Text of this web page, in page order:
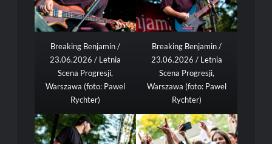
Breaking Benjamin /
23.06.2026 / Letnia
Scena Progresji,
Warszawa (foto: Pawel
Rychter)
Breaking Benjamin /
23.06.2026 / Letnia
Scena Progresji,
Warszawa (foto: Pawel
Rychter)